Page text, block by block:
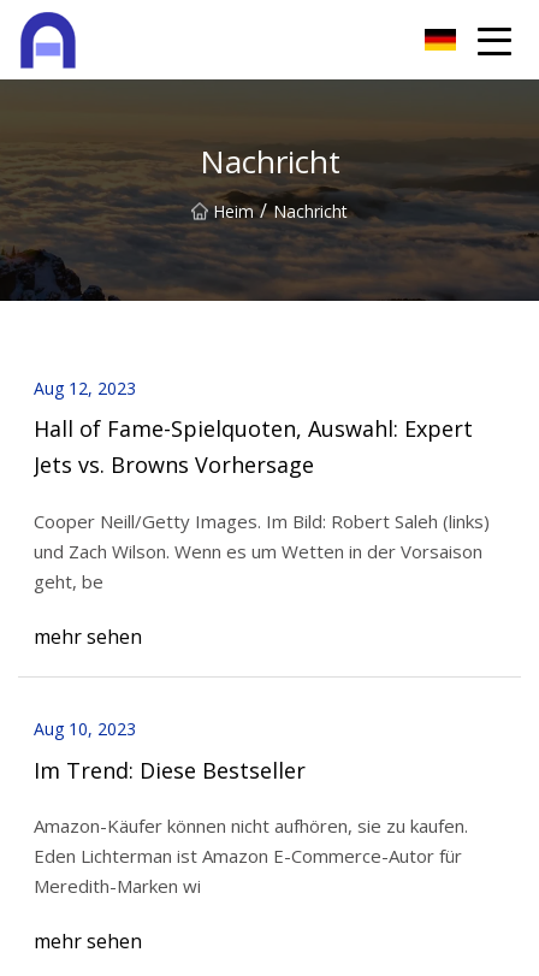
Nachricht
Heim / Nachricht
Aug 12, 2023
Hall of Fame-Spielquoten, Auswahl: Expert
Jets vs. Browns Vorhersage
Cooper Neill/Getty Images. Im Bild: Robert Saleh (links)
und Zach Wilson. Wenn es um Wetten in der Vorsaison
geht, be
mehr sehen
Aug 10, 2023
Im Trend: Diese Bestseller
Amazon-Käufer können nicht aufhören, sie zu kaufen.
Eden Lichterman ist Amazon E-Commerce-Autor für
Meredith-Marken wi
mehr sehen